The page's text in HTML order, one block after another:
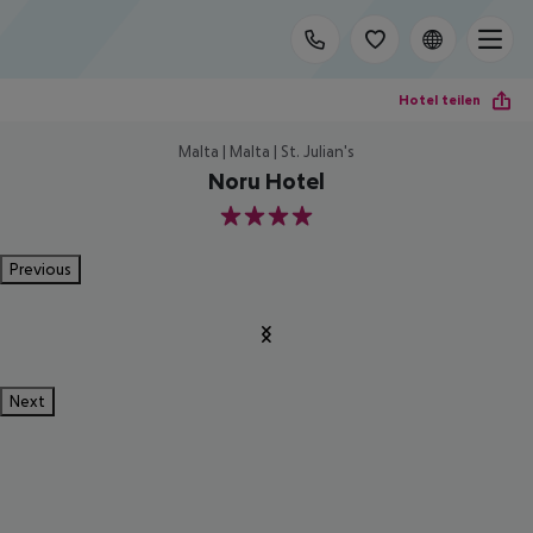
Hotel teilen
Malta | Malta | St. Julian's
Noru Hotel
4
Previous
Next